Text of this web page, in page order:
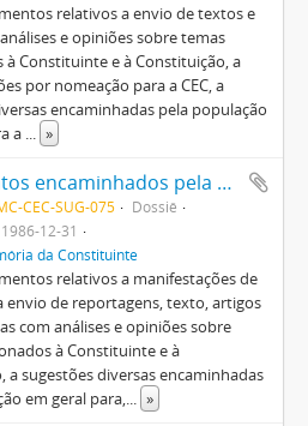
relativos a envio de textos e
e opiniões sobre temas
à Constituinte e à Constituição, a
por nomeação para a CEC, a
encaminhadas pela população
a ... »
Documentos encaminhados pela população em geral
CEC-SUG-075
Dossiê
12-31
da Constituinte
relativos a manifestações de
envio de reportagens, texto, artigos
com análises e opiniões sobre
à Constituinte e à
a sugestões diversas encaminhadas
em geral para,... »